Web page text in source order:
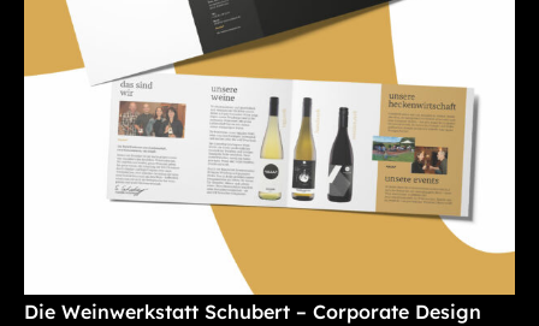
Die Weinwerkstatt Schubert – Corporate Design